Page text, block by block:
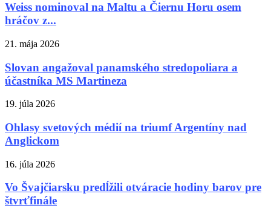
Weiss nominoval na Maltu a Čiernu Horu osem
hráčov z...
21. mája 2026
Slovan angažoval panamského stredopoliara a
účastníka MS Martineza
19. júla 2026
Ohlasy svetových médií na triumf Argentíny nad
Anglickom
16. júla 2026
Vo Švajčiarsku predĺžili otváracie hodiny barov pre
štvrťfinále